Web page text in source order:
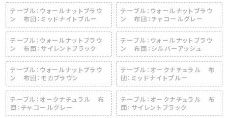
テーブル：ウォールナットブラウ
ン 布団：ミッドナイトブルー
テーブル：ウォールナットブラウ
ン 布団：チャコールグレー
テーブル：ウォールナットブラウ
ン 布団：サイレントブラック
テーブル：ウォールナットブラウ
ン 布団：シルバーアッシュ
テーブル：ウォールナットブラウ
ン 布団：モカブラウン
テーブル：オークナチュラル 布
団：ミッドナイトブルー
テーブル：オークナチュラル 布
団：チャコールグレー
テーブル：オークナチュラル 布
団：サイレントブラック